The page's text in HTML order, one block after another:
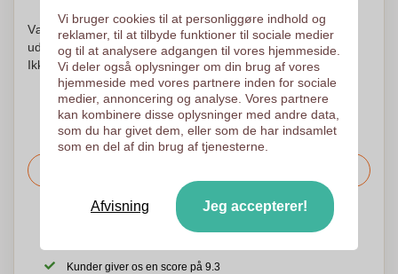
Vær ikke urolig! Vi kontrollerer hvert logo og begynder at
udskrive først efter din godkendelse af udskrivningsordren.
Ikke før. Din tilfredshed er vores tilfredshed!
Det er også muligt at uploade dit logo til den følgende side
Kunder giver os en score på 9.3
Vi bruger cookies til at personliggøre indhold og
reklamer, til at tilbyde funktioner til sociale medier
og til at analysere adgangen til vores hjemmeside.
Vi deler også oplysninger om din brug af vores
hjemmeside med vores partnere inden for sociale
medier, annoncering og analyse. Vores partnere
kan kombinere disse oplysninger med andre data,
som du har givet dem, eller som de har indsamlet
som en del af din brug af tjenesterne.
Afvisning Jeg accepterer!